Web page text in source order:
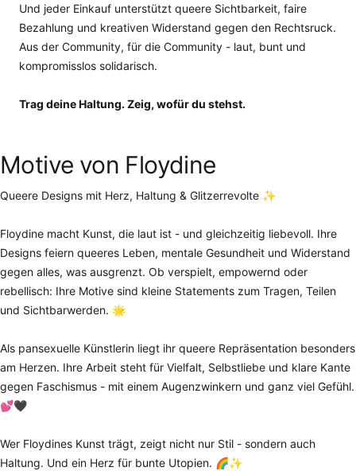
Und jeder Einkauf unterstützt queere Sichtbarkeit, faire
Bezahlung und kreativen Widerstand gegen den Rechtsruck.
Aus der Community, für die Community - laut, bunt und
kompromisslos solidarisch.
Trag deine Haltung. Zeig, wofür du stehst.
Motive von Floydine
Queere Designs mit Herz, Haltung & Glitzerrevolte ✨
Floydine macht Kunst, die laut ist - und gleichzeitig liebevoll. Ihre
Designs feiern queeres Leben, mentale Gesundheit und Widerstand
gegen alles, was ausgrenzt. Ob verspielt, empowernd oder
rebellisch: Ihre Motive sind kleine Statements zum Tragen, Teilen
und Sichtbarwerden. 🌟
Als pansexuelle Künstlerin liegt ihr queere Repräsentation besonders
am Herzen. Ihre Arbeit steht für Vielfalt, Selbstliebe und klare Kante
gegen Faschismus - mit einem Augenzwinkern und ganz viel Gefühl.
💕🖤
Wer Floydines Kunst trägt, zeigt nicht nur Stil - sondern auch
Haltung. Und ein Herz für bunte Utopien. 🌈✨